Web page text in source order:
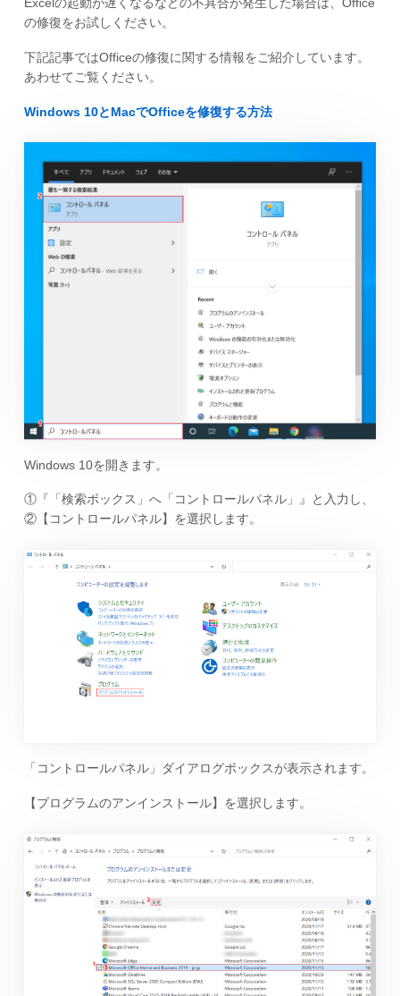
の修復をお試しください。
下記記事ではOfficeの修復に関する情報をご紹介しています。
あわせてご覧ください。
Windows 10とMacでOfficeを修復する方法
Windows 10を開きます。
①『「検索ボックス」へ「コントロールパネル」』と入力し、
②【コントロールパネル】を選択します。
「コントロールパネル」ダイアログボックスが表示されます。
【プログラムのアンインストール】を選択します。